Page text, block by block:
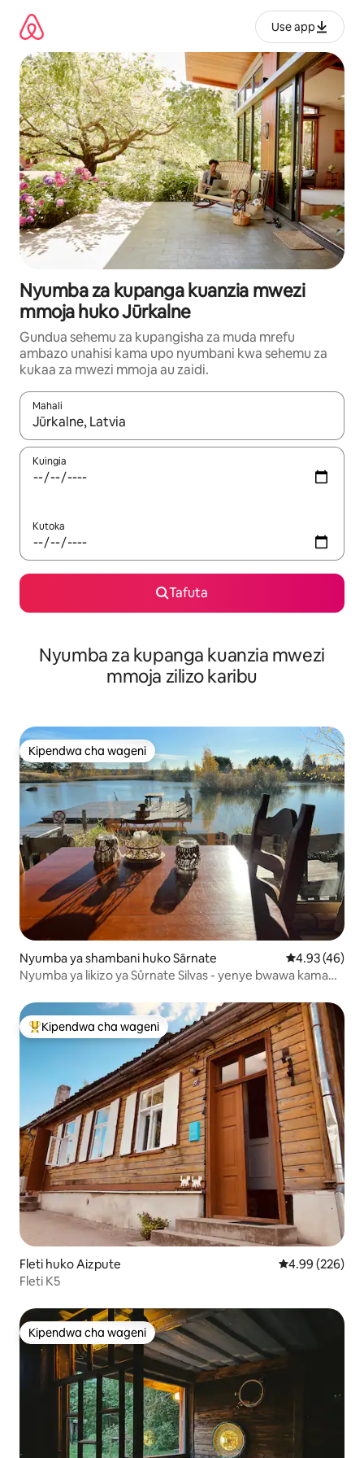
kwenda
kwenye
maudhui
Use app
Nyumba za kupanga kuanzia mwezi
mmoja huko Jūrkalne
Gundua sehemu za kupangisha za muda mrefu
ambazo unahisi kama upo nyumbani kwa sehemu za
kukaa za mwezi mmoja au zaidi.
Mahali
Wakati matokeo yanapatikana, vinjari kwa kutumia vitufe vya
Kuingia
Kutoka
Tafuta
Nyumba za kupanga kuanzia mwezi
mmoja zilizo karibu
Kipendwa cha wageni
Kipendwa cha wageni
Nyumba ya shambani huko Sārnate Ukadiriaji wa
4.93 (46)
Nyumba ya likizo ya Sůrnate Silvas - yenye bwawa kama
Kipendwa maarufu cha wageni
Kipendwa cha wageni
Fleti huko Aizpute Ukadiriaji wa
4.99 (226)
Fleti K5
Kipendwa cha wageni
Kipendwa cha wageni